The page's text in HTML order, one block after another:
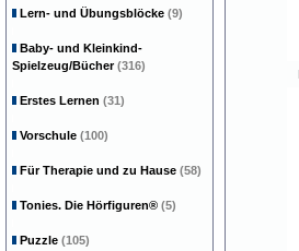
Lern- und Übungsblöcke (9)
Baby- und Kleinkind-
Spielzeug/Bücher(316)
Erstes Lernen (31)
Vorschule (100)
Für Therapie und zu Hause (58)
Tonies. Die Hörfiguren® (5)
Puzzle (105)